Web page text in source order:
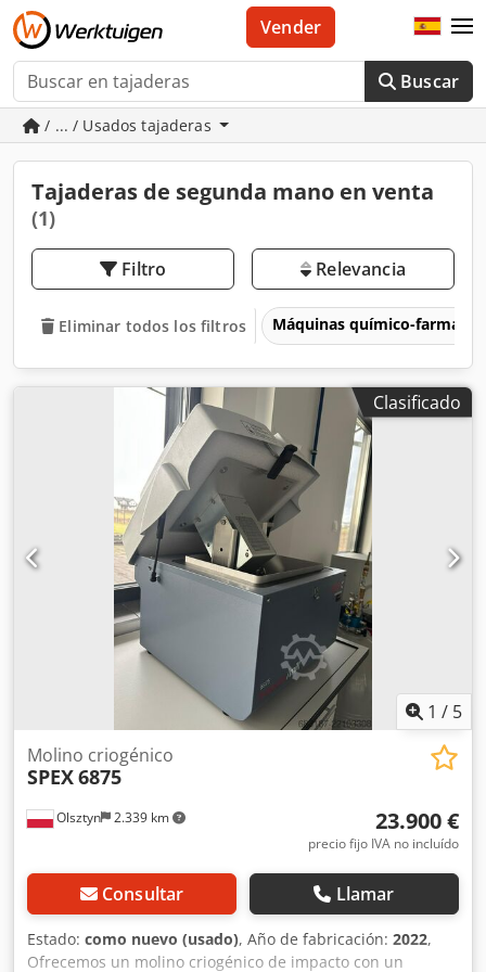
Buscar
Vender
/ ... / Usados tajaderas
Tajaderas de segunda mano en venta
(1)
Filtro Relevancia
Eliminar todos los filtros Máquinas químico-
Clasificado
1 / 5
Olsztyn 2.339 km
Molino criogénico
SPEX6875
23.900 €
precio fijo IVA no incluído
Consultar Llamar
Estado: como nuevo (usado), Año de fabricación: 2022,
Ofrecemos un molino criogénico de impacto con un